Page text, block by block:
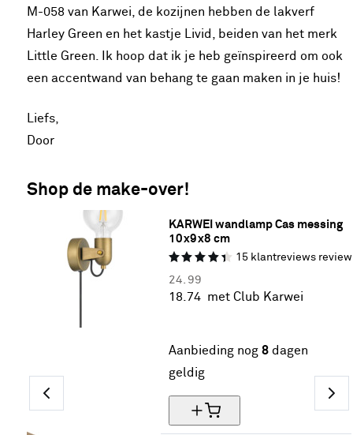
M-058 van Karwei, de kozijnen hebben de lakverf
Harley Green en het kastje Livid, beiden van het merk
Little Green. Ik hoop dat ik je heb geïnspireerd om ook
een accentwand van behang te gaan maken in je huis!
Liefs,
Door
Shop de make-over!
KARWEI wandlamp Cas messing
10x9x8 cm
15 klantreviews
24. 99
18.74 met Club Karwei
Aanbieding nog 8 dagen
geldig